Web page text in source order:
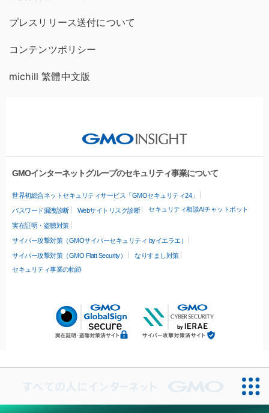
プレスリリース送付について
コンテンツポリシー
michill 繁體中文版
GMOインターネットグループのセキュリティ事業について
世界初総合ネットセキュリティサービス「GMOセキュリティ24」
パスワード漏洩診断 Webサイトリスク診断 セキュリティ相談AIチャットボット
実在証明・盗聴対策
サイバー攻撃対策（GMOサイバーセキュリティ byイエラエ）
サイバー攻撃対策（GMO Flatt Security）
なりすまし対策
セキュリティ事業の軌跡